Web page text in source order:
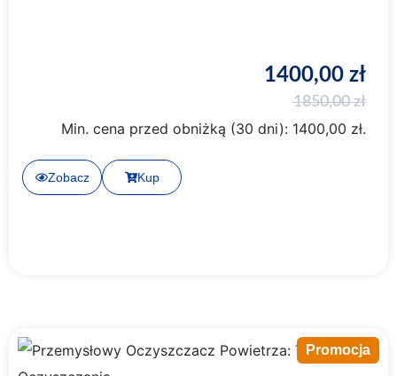
1850,00zł
1400,00 zł
Min. cena przed obniżką (30 dni): 1400,00 zł.
Zobacz Kup
Promocja